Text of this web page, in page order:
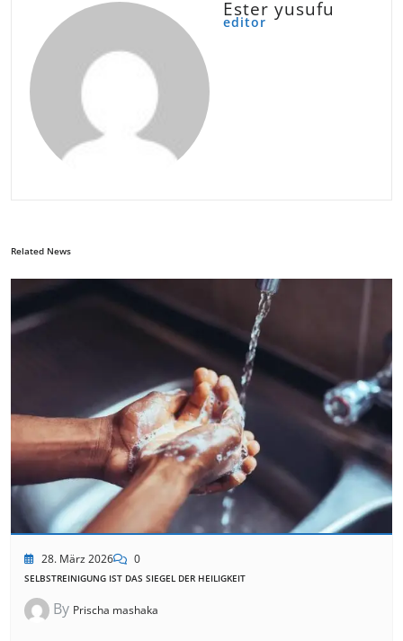
Ester yusufu
editor
Related News
28. März 2026 0
SELBSTREINIGUNG IST DAS SIEGEL DER HEILIGKEIT
By Prischa mashaka